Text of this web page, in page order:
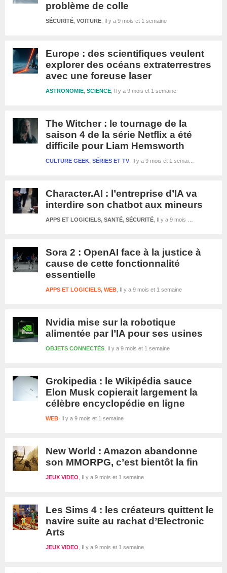
problème de colle
Il y a 9 mois et 1 semaine
SÉCURITÉ, VOITURE
Europe : des scientifiques veulent
explorer des océans extraterrestres
avec une foreuse laser
Il y a 9 mois et 1 semaine
ASTRONOMIE, SCIENCE
The Witcher : le tournage de la
saison 4 de la série Netflix a été
difficile pour Liam Hemsworth
Il y a 9 mois et 1 semaine
CULTURE GEEK, SÉRIES ET TV
Character.AI : l’entreprise d’IA va
interdire son chatbot aux mineurs
Il y a 9 mois et 1 semaine
APPS ET LOGICIELS, SANTÉ, SÉCURITÉ
Sora 2 : OpenAI face à la justice à
cause de cette fonctionnalité
essentielle
Il y a 9 mois et 1 semaine
APPS ET LOGICIELS, WEB
Nvidia mise sur la robotique
alimentée par l’IA pour ses usines
Il y a 9 mois et 1 semaine
OBJETS CONNECTÉS
Grokipedia : le Wikipédia sauce
Elon Musk copierait largement la
célèbre encyclopédie en ligne
Il y a 9 mois et 1 semaine
WEB
New World : Amazon abandonne
son MMORPG, c’est bientôt la fin
Il y a 9 mois et 1 semaine
JEUX VIDEO
Les Sims 4 : les créateurs quittent le
navire suite au rachat d’Electronic
Arts
Il y a 9 mois et 1 semaine
JEUX VIDEO